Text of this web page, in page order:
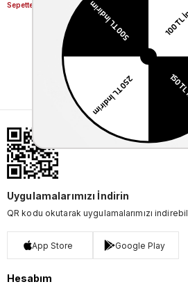
Sepette %20 Net İndirim
Uygulamalarımızı İndirin
QR kodu okutarak uygulamalarımızı
App Store Google Play
Hesabım